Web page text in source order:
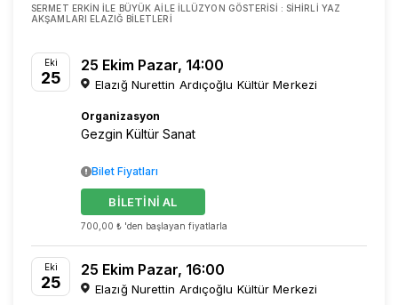
SERMET ERKIN ILE BÜYÜK AILE İLLÜZYON GÖSTERISI : SIHIRLI YAZ
AKŞAMLARI ELAZIĞ BILETLERI
Eki
25
25 Ekim Pazar, 14:00
Elazığ Nurettin Ardıçoğlu Kültür Merkezi
Organizasyon
Gezgin Kültür Sanat
700,00 ₺ 'den başlayan fiyatlarla
BİLETİNİ AL
Bilet Fiyatları
Eki
25
25 Ekim Pazar, 16:00
Elazığ Nurettin Ardıçoğlu Kültür Merkezi